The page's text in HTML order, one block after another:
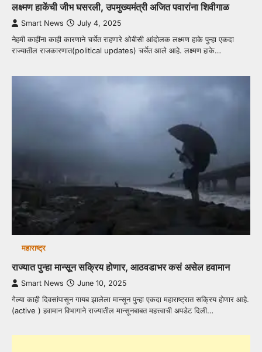
लक्ष्मण हाकेंची जीभ घसरली, उपमुख्यमंत्री अजित पवारांना शिवीगाळ
Smart News July 4, 2025
नेहमी काहींना काही कारणाने चर्चेत राहणारे ओबीसी आंदोलक लक्ष्मण हाके पुन्हा एकदा
राज्यातील राजकारणात(political updates) चर्चेत आले आहे. लक्ष्मण हाके…
महाराष्ट्र
राज्यात पुन्हा मान्सून सक्रिय होणार, आठवडाभर कसं असेल हवामान
Smart News June 10, 2025
गेल्या काही दिवसांपासून गायब झालेला मान्सून पुन्हा एकदा महाराष्ट्रात सक्रिय होणार आहे.
(active ) हवामान विभागाने राज्यातील मान्सूनबाबत महत्त्वाची अपडेट दिली…